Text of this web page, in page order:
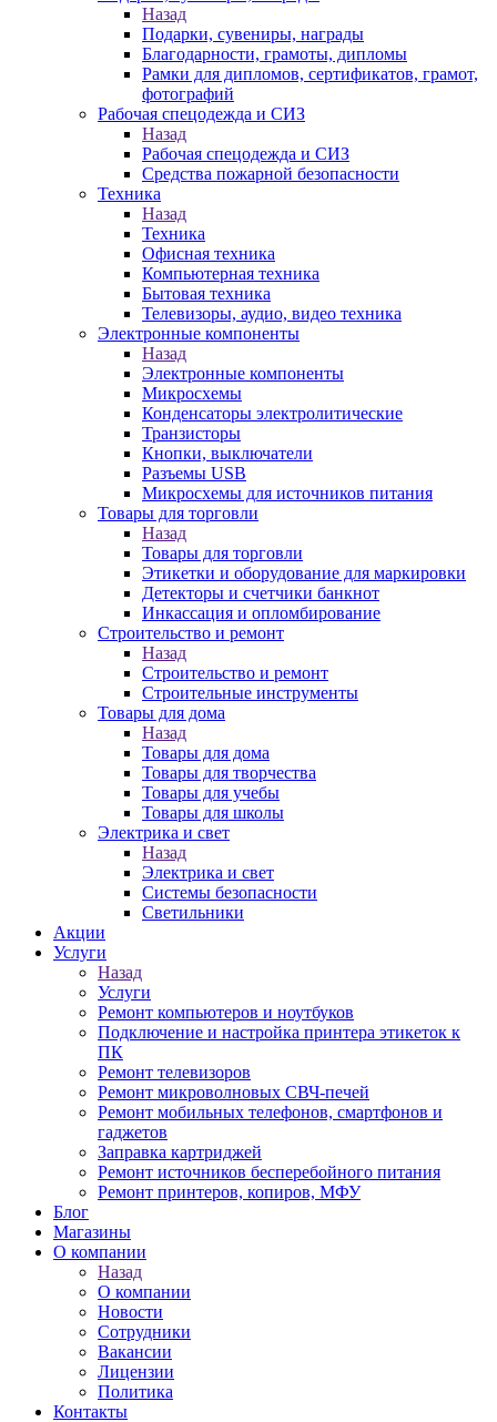
Назад
Подарки, сувениры, награды
Благодарности, грамоты, дипломы
Рамки для дипломов, сертификатов, грамот,
фотографий
Рабочая спецодежда и СИЗ
Назад
Рабочая спецодежда и СИЗ
Средства пожарной безопасности
Техника
Назад
Техника
Офисная техника
Компьютерная техника
Бытовая техника
Телевизоры, аудио, видео техника
Электронные компоненты
Назад
Электронные компоненты
Микросхемы
Конденсаторы электролитические
Транзисторы
Кнопки, выключатели
Разъемы USB
Микросхемы для источников питания
Товары для торговли
Назад
Товары для торговли
Этикетки и оборудование для маркировки
Детекторы и счетчики банкнот
Инкассация и опломбирование
Строительство и ремонт
Назад
Строительство и ремонт
Строительные инструменты
Товары для дома
Назад
Товары для дома
Товары для творчества
Товары для учебы
Товары для школы
Электрика и свет
Назад
Электрика и свет
Системы безопасности
Светильники
Акции
Услуги
Назад
Услуги
Ремонт компьютеров и ноутбуков
Подключение и настройка принтера этикеток к
ПК
Ремонт телевизоров
Ремонт микроволновых СВЧ-печей
Ремонт мобильных телефонов, смартфонов и
гаджетов
Заправка картриджей
Ремонт источников бесперебойного питания
Ремонт принтеров, копиров, МФУ
Блог
Магазины
О компании
Назад
О компании
Новости
Сотрудники
Вакансии
Лицензии
Политика
Контакты